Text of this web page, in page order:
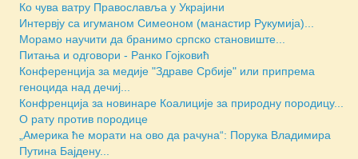
Ко чува ватру Православља у Украјини
Интервју са игуманом Симеоном (манастир Рукумија)...
Морамо научити да бранимо српско становиште...
Питања и одговори - Ранко Гојковић
Конференција за медије "Здраве Србије" или припрема
геноцида над дечиј...
Конфренција за новинаре Коалиције за природну породицу...
О рату против породице
„Америка ће морати на ово да рачуна“: Порука Владимира
Путина Бајдену...